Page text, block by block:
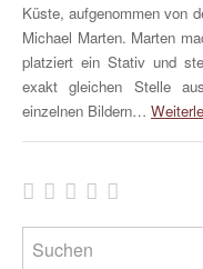
Küste, aufgenommen von
Michael Marten. Marten
platziert ein Stativ und
exakt gleichen Stelle
einzelnen Bildern…